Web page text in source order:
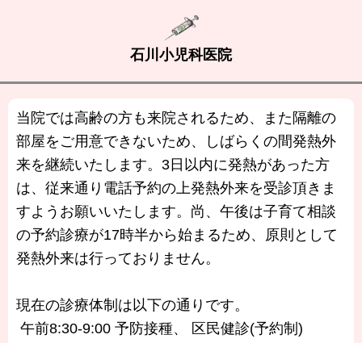
石川小児科医院
当院では高齢の方も来院されるため、また隔離の
部屋をご用意できないため、しばらくの間発熱外
来を継続いたします。3日以内に発熱があった方
は、従来通り電話予約の上発熱外来を受診頂きま
すようお願いいたします。尚、午後は子育て相談
の予約診療が17時半から始まるため、原則として
発熱外来は行っておりません。
現在の診療体制は以下の通りです。
午前8:30-9:00 予防接種、 区民健診(予約制)